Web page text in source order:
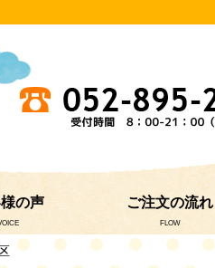
の声 ご注文の流れ
FLOW